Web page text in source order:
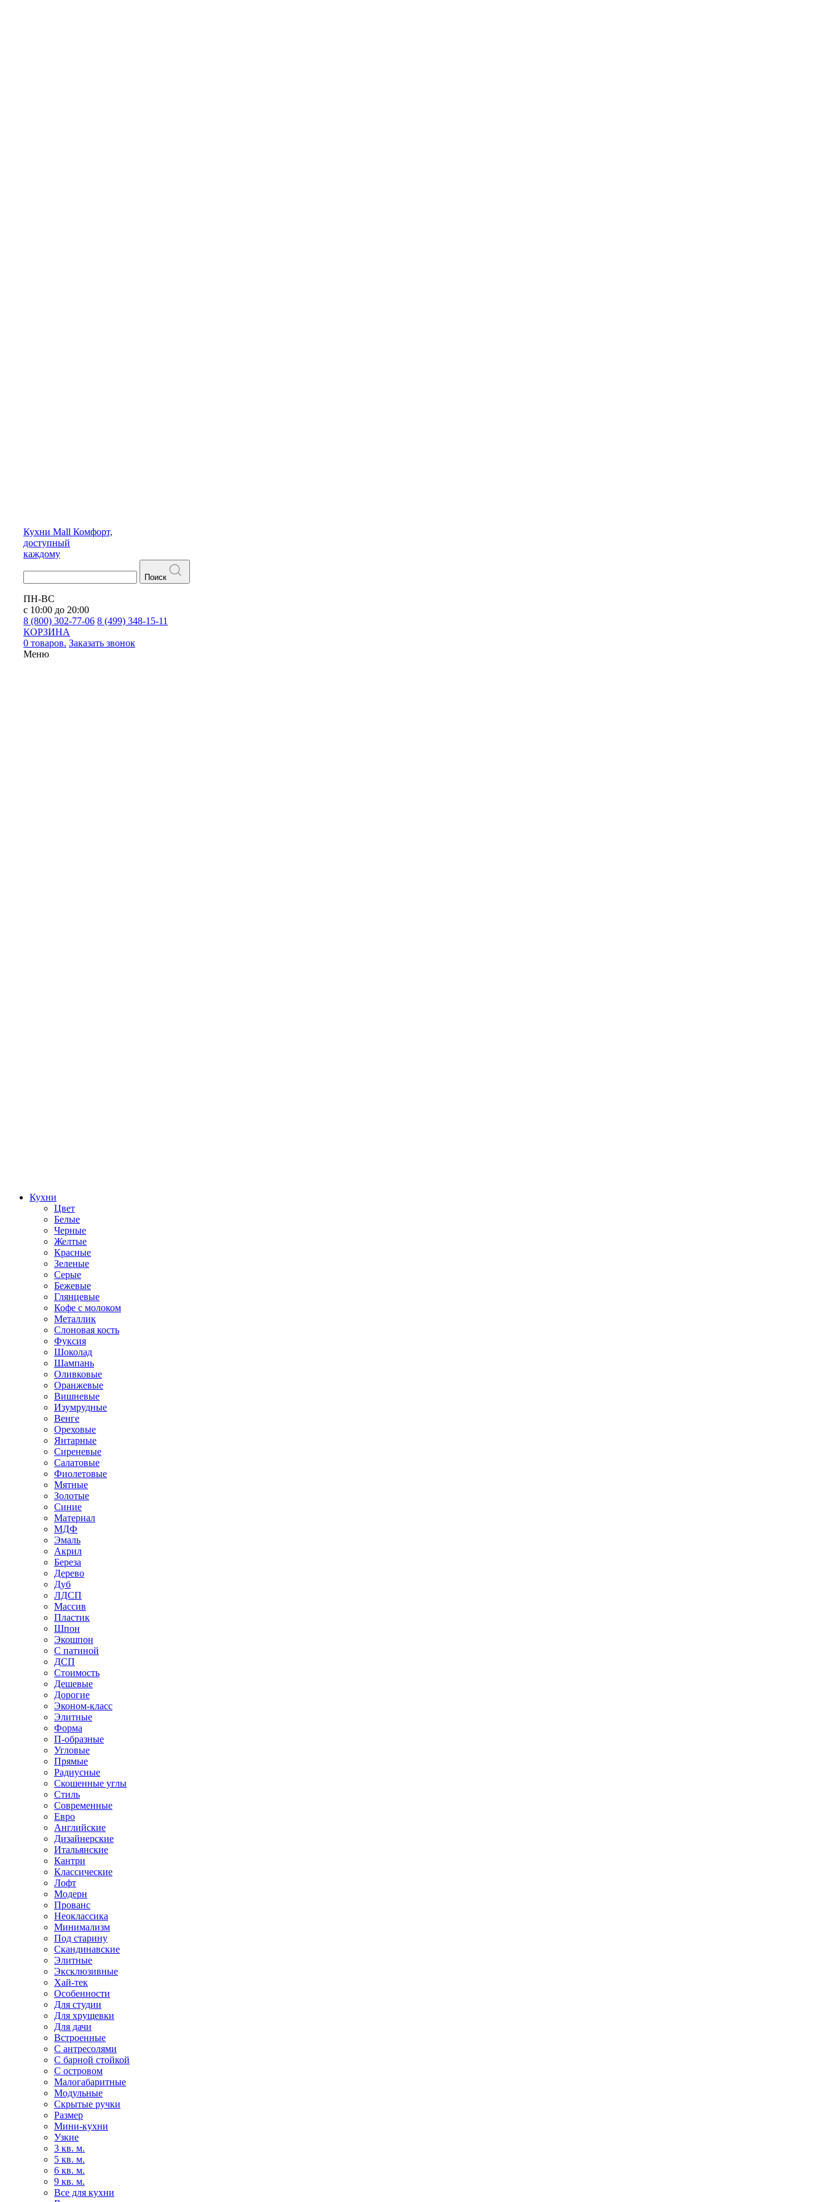
Кухни Mall Комфорт,
доступный
каждому
Поиск
ПН-ВС
с 10:00 до 20:00
8 (800) 302-77-06 8 (499) 348-15-11
КОРЗИНА
0 товаров. Заказать звонок
Меню
Кухни
Цвет
Белые
Черные
Желтые
Красные
Зеленые
Серые
Бежевые
Глянцевые
Кофе с молоком
Металлик
Слоновая кость
Фуксия
Шоколад
Шампань
Оливковые
Оранжевые
Вишневые
Изумрудные
Венге
Ореховые
Янтарные
Сиреневые
Салатовые
Фиолетовые
Мятные
Золотые
Синие
Материал
МДФ
Эмаль
Акрил
Береза
Дерево
Дуб
ЛДСП
Массив
Пластик
Шпон
Экошпон
С патиной
ДСП
Стоимость
Дешевые
Дорогие
Эконом-класс
Элитные
Форма
П-образные
Угловые
Прямые
Радиусные
Скошенные углы
Стиль
Современные
Евро
Английские
Дизайнерские
Итальянские
Кантри
Классические
Лофт
Модерн
Прованс
Неоклассика
Минимализм
Под старину
Скандинавские
Элитные
Эксклюзивные
Хай-тек
Особенности
Для студии
Для хрущевки
Для дачи
Встроенные
С антресолями
С барной стойкой
С островом
Малогабаритные
Модульные
Скрытые ручки
Размер
Мини-кухни
Узкие
3 кв. м.
5 кв. м.
6 кв. м.
9 кв. м.
Все для кухни